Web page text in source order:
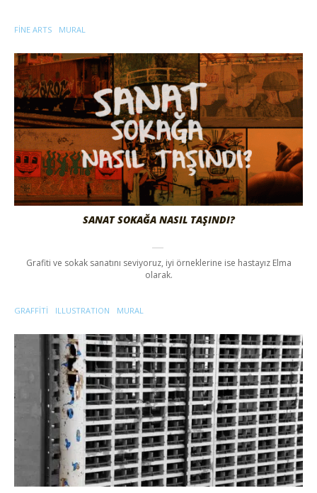
FINE ARTS MURAL
SANAT SOKAĞA NASIL TAŞINDI?
Grafiti ve sokak sanatını seviyoruz, iyi örneklerine ise hastayız Elma
olarak.
GRAFFITI ILLUSTRATION MURAL